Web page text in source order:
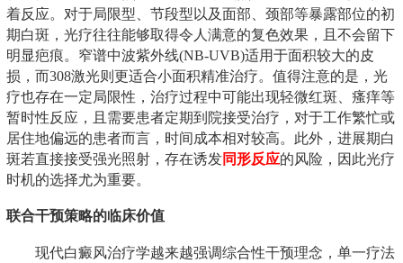
着反应。对于局限型、节段型以及面部、颈部等暴露部位的初
期白斑，光疗往往能够取得令人满意的复色效果，且不会留下
明显疤痕。窄谱中波紫外线(NB-UVB)适用于面积较大的皮
损，而308激光则更适合小面积精准治疗。值得注意的是，光
疗也存在一定局限性，治疗过程中可能出现轻微红斑、瘙痒等
暂时性反应，且需要患者定期到院接受治疗，对于工作繁忙或
居住地偏远的患者而言，时间成本相对较高。此外，进展期白
斑若直接接受强光照射，存在诱发同形反应的风险，因此光疗
时机的选择尤为重要。
联合干预策略的临床价值
现代白癜风治疗学越来越强调综合性干预理念，单一疗法